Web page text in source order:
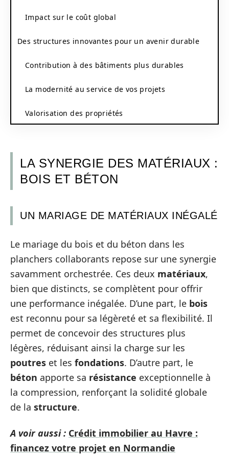
Impact sur le coût global
Des structures innovantes pour un avenir durable
Contribution à des bâtiments plus durables
La modernité au service de vos projets
Valorisation des propriétés
LA SYNERGIE DES MATÉRIAUX :
BOIS ET BÉTON
UN MARIAGE DE MATÉRIAUX INÉGALÉ
Le mariage du bois et du béton dans les
planchers collaborants repose sur une synergie
savamment orchestrée. Ces deux matériaux,
bien que distincts, se complètent pour offrir
une performance inégalée. D’une part, le bois
est reconnu pour sa légèreté et sa flexibilité. Il
permet de concevoir des structures plus
légères, réduisant ainsi la charge sur les
poutres et les fondations. D’autre part, le
béton apporte sa résistance exceptionnelle à
la compression, renforçant la solidité globale
de la structure.
A voir aussi : Crédit immobilier au Havre :
financez votre projet en Normandie